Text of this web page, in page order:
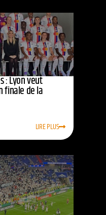
: Lyon veut
finale de la
LIRE PLUS